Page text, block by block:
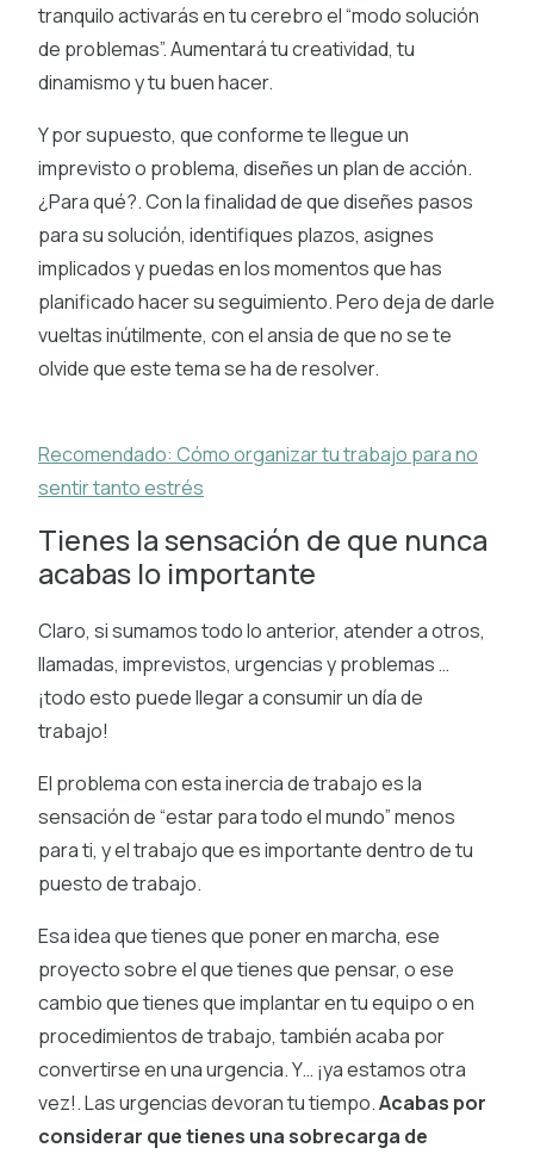
tranquilo activarás en tu cerebro el “modo solución
de problemas”. Aumentará tu creatividad, tu
dinamismo y tu buen hacer.
Y por supuesto, que conforme te llegue un
imprevisto o problema, diseñes un plan de acción.
¿Para qué?. Con la finalidad de que diseñes pasos
para su solución, identifiques plazos, asignes
implicados y puedas en los momentos que has
planificado hacer su seguimiento. Pero deja de darle
vueltas inútilmente, con el ansia de que no se te
olvide que este tema se ha de resolver.
Recomendado: Cómo organizar tu trabajo para no
sentir tanto estrés
Tienes la sensación de que nunca
acabas lo importante
Claro, si sumamos todo lo anterior, atender a otros,
llamadas, imprevistos, urgencias y problemas …
¡todo esto puede llegar a consumir un día de
trabajo!
El problema con esta inercia de trabajo es la
sensación de “estar para todo el mundo” menos
para ti, y el trabajo que es importante dentro de tu
puesto de trabajo.
Esa idea que tienes que poner en marcha, ese
proyecto sobre el que tienes que pensar, o ese
cambio que tienes que implantar en tu equipo o en
procedimientos de trabajo, también acaba por
convertirse en una urgencia. Y… ¡ya estamos otra
vez!. Las urgencias devoran tu tiempo.Acabas por
considerar que tienes una sobrecarga de